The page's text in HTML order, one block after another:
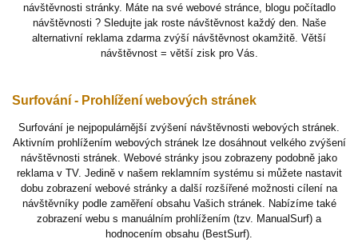
návštěvnosti stránky. Máte na své webové stránce, blogu počítadlo
návštěvnosti ? Sledujte jak roste návštěvnost každý den. Naše
alternativní reklama zdarma zvýší návštěvnost okamžitě. Větší
návštěvnost = větší zisk pro Vás.
Surfování - Prohlížení webových stránek
Surfování je nejpopulárnější zvýšení návštěvnosti webových stránek.
Aktivním prohlížením webových stránek lze dosáhnout velkého zvýšení
návštěvnosti stránek. Webové stránky jsou zobrazeny podobně jako
reklama v TV. Jedině v našem reklamním systému si můžete nastavit
dobu zobrazení webové stránky a další rozšířené možnosti cílení na
návštěvníky podle zaměření obsahu Vašich stránek. Nabízíme také
zobrazení webu s manuálním prohlížením (tzv. ManualSurf) a
hodnocením obsahu (BestSurf).